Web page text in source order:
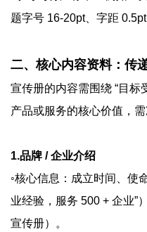
题字号 16-20pt、字距
二、核心内容资料：传
宣传册的内容需围绕 “目标
产品或服务的核心价值，
1.品牌 / 企业介绍
◦核心信息：成立时间、使
业经验，服务 500 + 企业”
宣传册）。